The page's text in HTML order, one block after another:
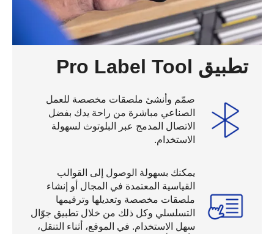
تطبيق Pro Label Tool
صمّم وأنشئ ملصقات مخصصة للعمل
الصناعي مباشرة من راحة يدك بفضل
الاتصال المدمج عبر البلوتوث لسهولة
الاستخدام.
يمكنك بسهولة الوصول إلى القوالب
القياسية المعتمدة في المجال أو إنشاء
ملصقات مخصصة وتعديلها وترقيمها
التسلسلي وكل ذلك من خلال تطبيق جوّال
سهل الاستخدام. في الموقع، أثناء التنقل،